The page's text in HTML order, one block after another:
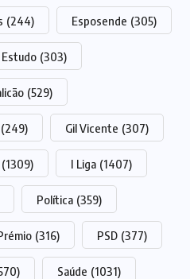
(244) Esposende (305)
Estudo (303)
(529)
(249) Gil Vicente (307)
(1309) I Liga (1407)
Política (359)
(316) PSD (377)
Saúde (1031)